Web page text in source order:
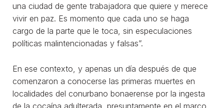
una ciudad de gente trabajadora que quiere y merece
vivir en paz. Es momento que cada uno se haga
cargo de la parte que le toca, sin especulaciones
políticas malintencionadas y falsas”.
En ese contexto, y apenas un día después de que
comenzaron a conocerse las primeras muertes en
localidades del conurbano bonaerense por la ingesta
de la cocaína adulterada, presuntamente en el marco